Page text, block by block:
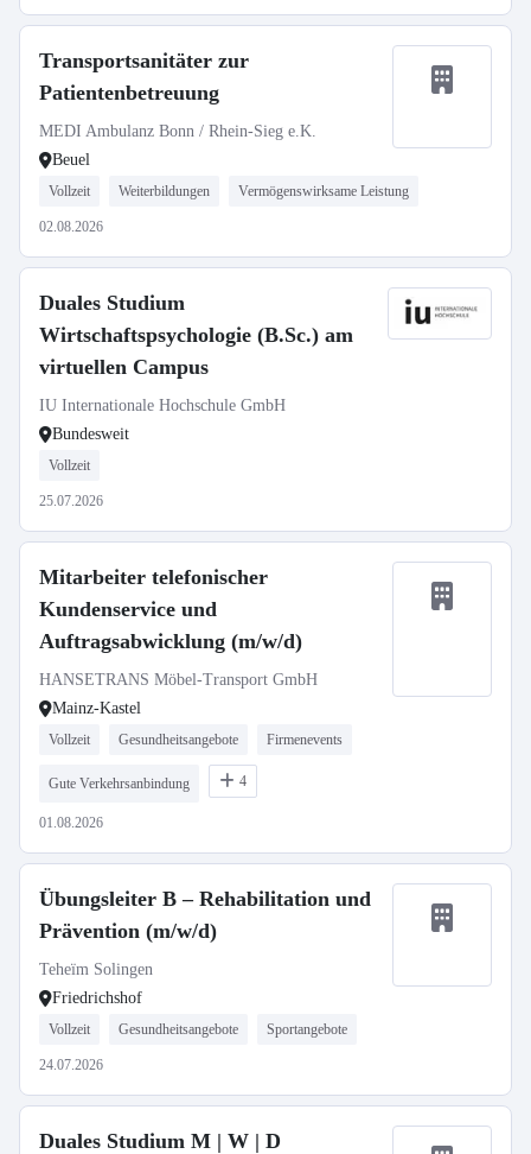
Transportsanitäter zur
Patientenbetreuung
MEDI Ambulanz Bonn / Rhein-Sieg e.K.
Beuel
Vollzeit Weiterbildungen Vermögenswirksame Leistung
02.08.2026
Duales Studium
Wirtschaftspsychologie (B.Sc.) am
virtuellen Campus
IU Internationale Hochschule GmbH
Bundesweit
Vollzeit
25.07.2026
Mitarbeiter telefonischer
Kundenservice und
Auftragsabwicklung (m/w/d)
HANSETRANS Möbel-Transport GmbH
Mainz-Kastel
Vollzeit Gesundheitsangebote Firmenevents
Gute Verkehrsanbindung 4
01.08.2026
Übungsleiter B – Rehabilitation und
Prävention (m/w/d)
Teheïm Solingen
Friedrichshof
Vollzeit Gesundheitsangebote Sportangebote
24.07.2026
Duales Studium M | W | D